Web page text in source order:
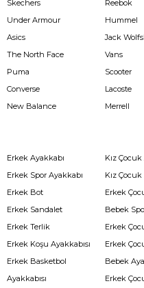
Skechers
Under Armour
Asics
The North Face
Puma
Converse
New Balance
Reebok
Hummel
Jack
Vans
Scooter
Lacoste
Merrell
Erkek Ayakkabı
Erkek Spor Ayakkabı
Erkek Bot
Erkek Sandalet
Erkek Terlik
Erkek Koşu Ayakkabısı
Erkek Basketbol
Ayakkabısı
Kız
Kız
Erkek
Bebek
Erkek
Erkek
Bebek
Erkek